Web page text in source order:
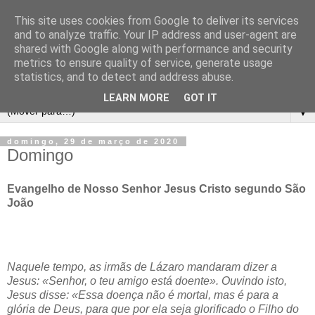
▼
domingo, 29 de março de 2020
Domingo
Evangelho de Nosso Senhor Jesus Cristo segundo São
João
Naquele tempo, as irmãs de Lázaro mandaram dizer a
Jesus: «Senhor, o teu amigo está doente». Ouvindo isto,
Jesus disse: «Essa doença não é mortal, mas é para a
glória de Deus, para que por ela seja glorificado o Filho do
This site uses cookies from Google to deliver its services
and to analyze traffic. Your IP address and user-agent are
shared with Google along with performance and security
metrics to ensure quality of service, generate usage
statistics, and to detect and address abuse.
LEARN MORE GOT IT